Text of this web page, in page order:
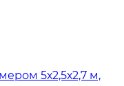
5х2,5х2,7 м,